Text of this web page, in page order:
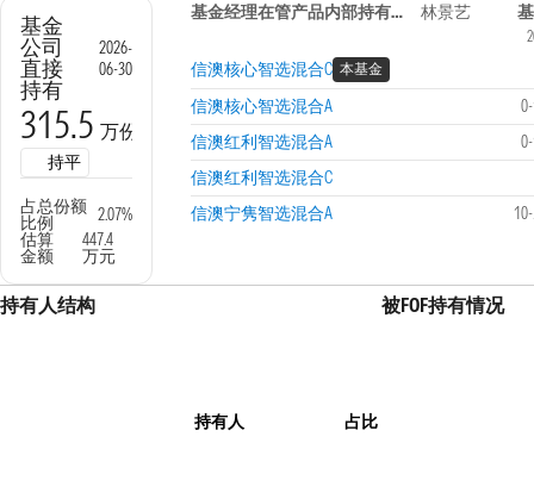
基金
公司
直接
持有
2026-
06-30
315.5 万份
持平
占总份额
比例
2.07%
估算
金额
447.4
万元
基金经理在管产品内部持有信息 林景艺
信澳核心智选混合C 本基金
信澳核心智选混合A
信澳红利智选混合A
信澳红利智选混合C
信澳宁隽智选混合A
持有人结构
持有人 占比
被FOF持有情况